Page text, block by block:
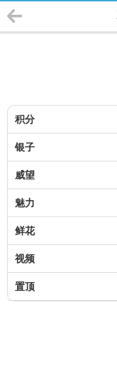
积分
银子
威望
魅力
鲜花
视频
置顶